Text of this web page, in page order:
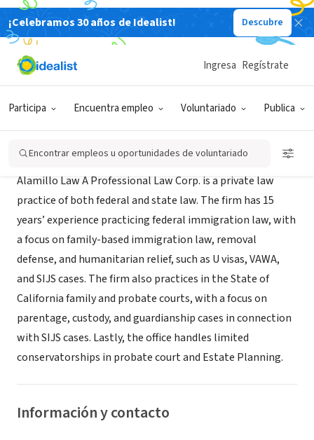
¡Celebramos 30 años de Idealist! Descubre
Participa Encuentra empleo Voluntariado Publica
Ingresa Regístrate
Encontrar empleos u oportunidades de voluntariado
EMPRESA SOCIAL / EMPRESA
Alamillo
Alamillo Law A Professional Law Corp. is a private law
practice of both federal and state law. The firm has 15
years’ experience practicing federal immigration law, with
a focus on family-based immigration law, removal
defense, and humanitarian relief, such as U visas, VAWA,
and SIJS cases. The firm also practices in the State of
California family and probate courts, with a focus on
parentage, custody, and guardianship cases in connection
with SIJS cases. Lastly, the office handles limited
conservatorships in probate court and Estate Planning.
Información y contacto